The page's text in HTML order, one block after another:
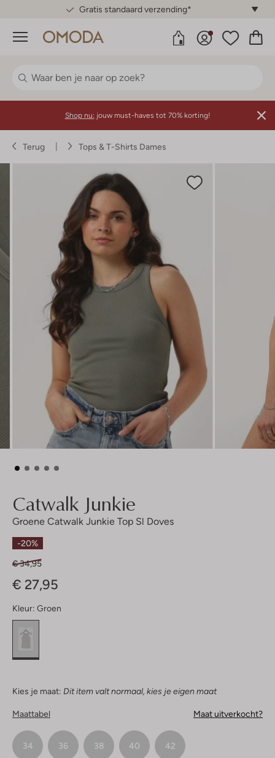
Gratis standaard verzending*
Menu
Shop nu: jouw must-haves tot 70% korting!
Terug Tops & T-Shirts Dames
Catwalk Junkie
Groene Catwalk Junkie Top Sl Doves
-20%
€ 34,95
€ 27,95
Kleur: Groen
Kies je maat: Dit item valt normaal, kies je eigen maat
Maattabel Maat uitverkocht?
34 36 38 40 42